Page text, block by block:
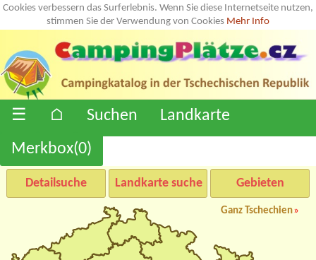
Cookies verbessern das Surferlebnis. Wenn Sie diese Internetseite nutzen,
stimmen Sie der Verwendung von Cookies Mehr Info
☰ ⌂ Suchen
Landkarte
Merkbox(0)
Detailsuche Landkarte suche Gebieten
Ganz Tschechien»